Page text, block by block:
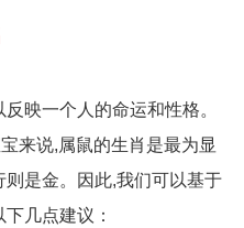
映一个人的命运和性格。
来说,属鼠的生肖是最为显
是金。因此,我们可以基于
几点建议：